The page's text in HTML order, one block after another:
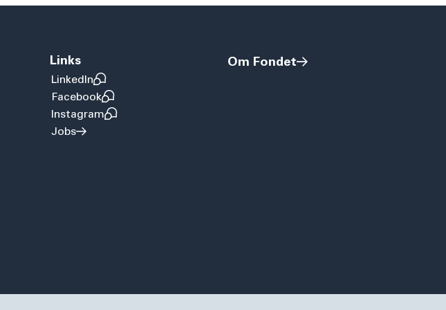
Links
LinkedIn
Facebook
Instagram
Jobs
Om Fondet